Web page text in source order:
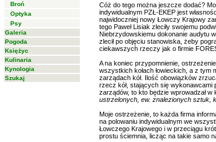
Broń
Optyka
Psy
Galeria
Pogoda
Księżyc
Kulinaria
Kynologia
Szukaj
Cóż do tego można jeszcze dodać?
indywidualnym PZŁ-EKEP jest
najwidoczniej nowy Łowczy Krajowy
tego Paweł Lisiak zleciły swojemu
Niebrzydowskiemu dokonanie audytu
zlecił po objęciu stanowiska, żeby
ciekawszych rzeczy jak o firmie
A na koniec przypomnienie,
wszystkich kołach łowieckich, a z tym
zarządach kół. Ilość obowiązków
rzecz kół, stających się wykonawcami
zarządów, to kto będzie wprowadzał w
ustrzelonych, ew. znalezionych sztuk,
Moje ostrzeżenie, to każda firma
na polowaniu indywidualnym we
Łowczego Krajowego i w przeciągu
prostu ściemnia, licząc na takie samo